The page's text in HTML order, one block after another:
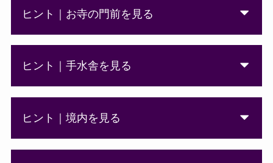
ヒント｜お寺の門前を見る
ヒント｜手水舎を見る
ヒント｜境内を見る